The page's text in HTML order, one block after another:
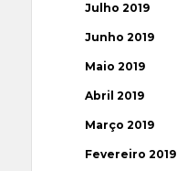
Julho 2019
Junho 2019
Maio 2019
Abril 2019
Março 2019
Fevereiro 2019